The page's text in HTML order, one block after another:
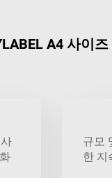
A4 사이
규모
한 지